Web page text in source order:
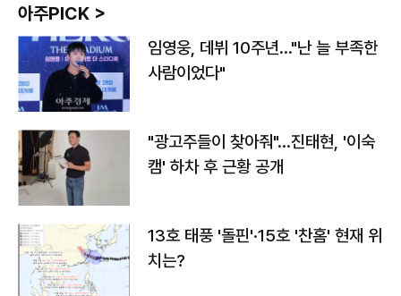
아주PICK >
임영웅, 데뷔 10주년…"난 늘 부족한
사람이었다"
"광고주들이 찾아줘"…진태현, '이숙
캠' 하차 후 근황 공개
13호 태풍 '돌핀'·15호 '찬홈' 현재 위
치는?